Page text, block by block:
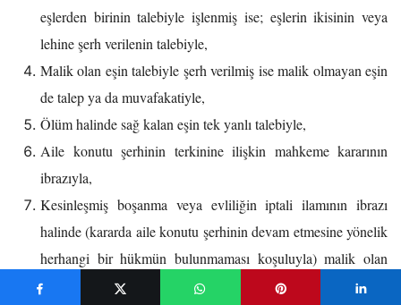
eşlerden birinin talebiyle işlenmiş ise; eşlerin ikisinin veya
lehine şerh verilenin talebiyle,
Malik olan eşin talebiyle şerh verilmiş ise malik olmayan eşin
de talep ya da muvafakatiyle,
Ölüm halinde sağ kalan eşin tek yanlı talebiyle,
Aile konutu şerhinin terkinine ilişkin mahkeme kararının
ibrazıyla,
Kesinleşmiş boşanma veya evliliğin iptali ilamının ibrazı
halinde (kararda aile konutu şerhinin devam etmesine yönelik
herhangi bir hükmün bulunmaması koşuluyla) malik olan
eşin tek taraflı talebiyle,